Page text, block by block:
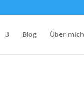
Blog Über mich